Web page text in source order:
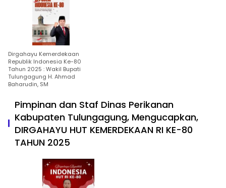
Dirgahayu Kemerdekaan
Republik Indonesia Ke-80
Tahun 2025 : Wakil Bupati
Tulungagung H. Ahmad
Baharudin, SM
Pimpinan dan Staf Dinas Perikanan
Kabupaten Tulungagung, Mengucapkan,
DIRGAHAYU HUT KEMERDEKAAN RI KE-80
TAHUN 2025